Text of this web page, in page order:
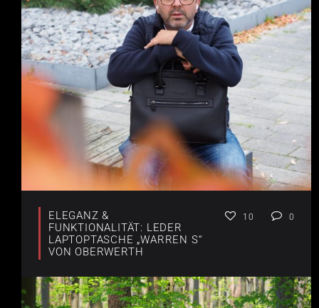
ELEGANZ &
FUNKTIONALITÄT: LEDER
LAPTOPTASCHE „WARREN S“
VON OBERWERTH
10 0